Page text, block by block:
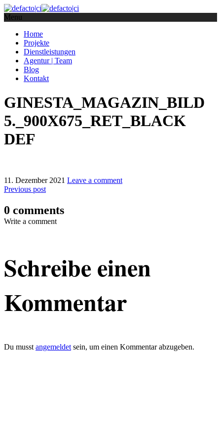
Menu
Home
Projekte
Dienstleistungen
Agentur | Team
Blog
Kontakt
GINESTA_MAGAZIN_BILD
5._900X675_RET_BLACK
DEF
11. Dezember 2021 Leave a comment
Previous post
0 comments
Write a comment
Schreibe einen
Kommentar
Du musst angemeldet sein, um einen Kommentar abzugeben.